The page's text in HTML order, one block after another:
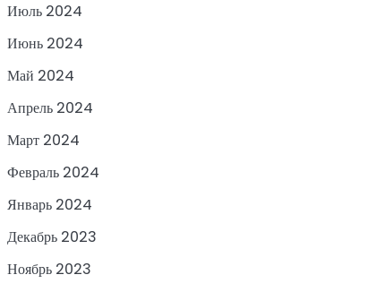
Июль 2024
Июнь 2024
Май 2024
Апрель 2024
Март 2024
Февраль 2024
Январь 2024
Декабрь 2023
Ноябрь 2023